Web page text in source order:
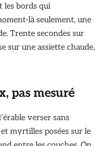
les bords qui
là seulement, une
Trente secondes sur
sur une assiette chaude,
pas mesuré
verser sans
myrtilles posées sur le